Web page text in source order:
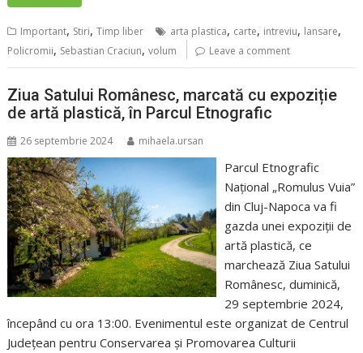
Important, Stiri,Timp liber arta plastica, carte, intreviu, lansare,
Policromii, Sebastian Craciun,volum Leave a comment
Ziua Satului Românesc, marcată cu expoziție
de artă plastică, în Parcul Etnografic
26 septembrie 2024 mihaela.ursan
Parcul Etnografic
Național „Romulus Vuia”
din Cluj-Napoca va fi
gazda unei expoziții de
artă plastică, ce
marchează Ziua Satului
Românesc, duminică,
29 septembrie 2024,
începând cu ora 13:00. Evenimentul este organizat de Centrul
Județean pentru Conservarea și Promovarea Culturii